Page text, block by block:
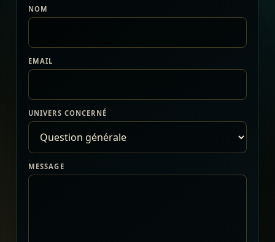
NOM
EMAIL
UNIVERS CONCERNÉ
MESSAGE